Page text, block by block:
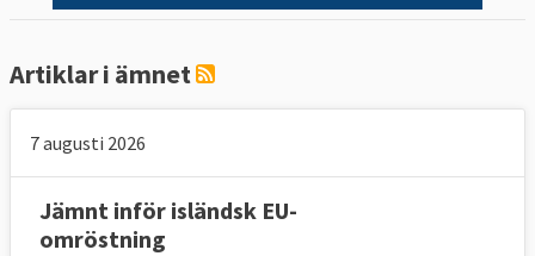
Artiklar i ämnet
7 augusti 2026
Jämnt inför isländsk EU-
omröstning